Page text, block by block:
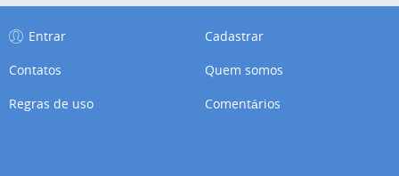
Entrar
Cadastrar
Contatos
Quem somos
Regras de uso
Comentários